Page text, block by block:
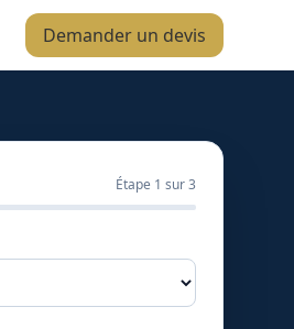
Demander un devis
Étape 1 sur 3